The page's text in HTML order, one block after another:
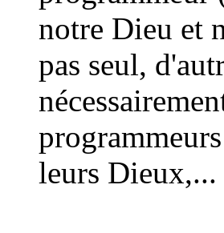
notre Dieu et
pas seul,
leurs Dieux,...